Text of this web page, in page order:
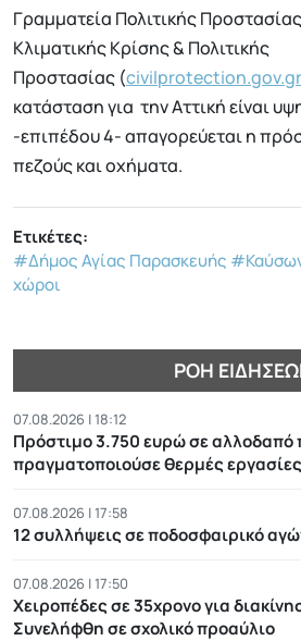
Γραμματεία Πολιτικής
Κλιματικής Κρίσης & Πολιτικής
Προστασίας (civilprotection.gov.gr
κατάσταση για την Αττική είναι
-επιπέδου 4- απαγορεύεται η
πεζούς και οχήματα.
Ετικέτες:
#Δήμος Αγίας Παρασκευής
χώροι
ΡΟΉ
07.08.2026 | 18:12
Πρόστιμο 3.750 ευρώ σε αλλοδαπό
πραγματοποιούσε θερμές εργασίες
07.08.2026 | 17:58
12 συλλήψεις σε ποδοσφαιρικό
07.08.2026 | 17:50
Χειροπέδες σε 35χρονο για
Συνελήφθη σε σχολικό προαύλιο